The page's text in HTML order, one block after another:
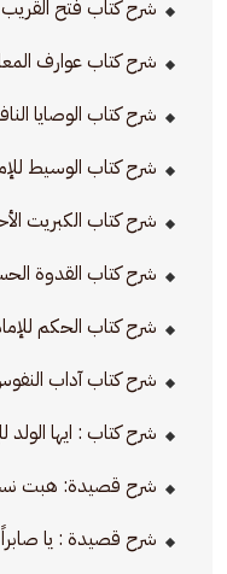
شرح كتاب فتح
شرح كتاب عوارف
شرح كتاب الوصايا
شرح كتاب الوسيط
شرح كتاب الكبريت الأحمر
شرح كتاب القدوة
شرح كتاب الحكم
شرح كتاب آداب
شرح كتاب : ايها الولد
شرح قصيدة: هبت
شرح قصيدة : يا صابراً